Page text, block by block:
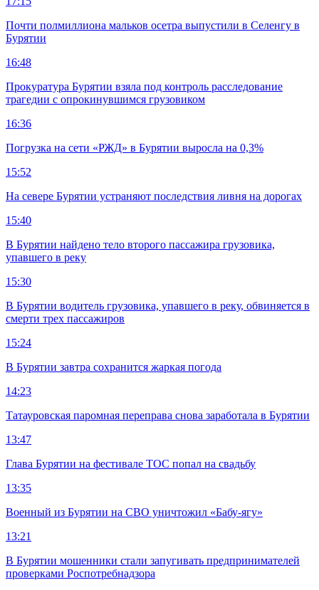
Почти полмиллиона мальков осетра выпустили в Селенгу в
Бурятии
16:48
Прокуратура Бурятии взяла под контроль расследование
трагедии с опрокинувшимся грузовиком
16:36
Погрузка на сети «РЖД» в Бурятии выросла на 0,3%
15:52
На севере Бурятии устраняют последствия ливня на дорогах
15:40
В Бурятии найдено тело второго пассажира грузовика,
упавшего в реку
15:30
В Бурятии водитель грузовика, упавшего в реку, обвиняется в
смерти трех пассажиров
15:24
В Бурятии завтра сохранится жаркая погода
14:23
Татауровская паромная переправа снова заработала в Бурятии
13:47
Глава Бурятии на фестивале ТОС попал на свадьбу
13:35
Военный из Бурятии на СВО уничтожил «Бабу-ягу»
13:21
В Бурятии мошенники стали запугивать предпринимателей
проверками Роспотребнадзора